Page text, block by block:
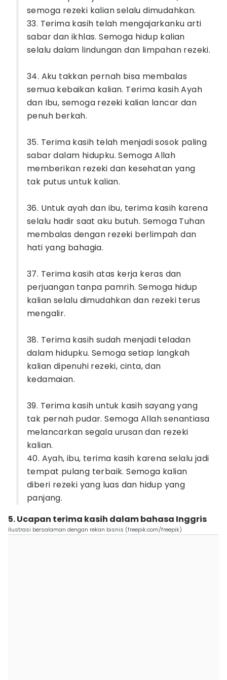
semoga rezeki kalian selalu dimudahkan.
33. Terima kasih telah mengajarkanku arti
sabar dan ikhlas. Semoga hidup kalian
selalu dalam lindungan dan limpahan rezeki.
34. Aku takkan pernah bisa membalas
semua kebaikan kalian. Terima kasih Ayah
dan Ibu, semoga rezeki kalian lancar dan
penuh berkah.
35. Terima kasih telah menjadi sosok paling
sabar dalam hidupku. Semoga Allah
memberikan rezeki dan kesehatan yang
tak putus untuk kalian.
36. Untuk ayah dan ibu, terima kasih karena
selalu hadir saat aku butuh. Semoga Tuhan
membalas dengan rezeki berlimpah dan
hati yang bahagia.
37. Terima kasih atas kerja keras dan
perjuangan tanpa pamrih. Semoga hidup
kalian selalu dimudahkan dan rezeki terus
mengalir.
38. Terima kasih sudah menjadi teladan
dalam hidupku. Semoga setiap langkah
kalian dipenuhi rezeki, cinta, dan
kedamaian.
39. Terima kasih untuk kasih sayang yang
tak pernah pudar. Semoga Allah senantiasa
melancarkan segala urusan dan rezeki
kalian.
40. Ayah, ibu, terima kasih karena selalu jadi
tempat pulang terbaik. Semoga kalian
diberi rezeki yang luas dan hidup yang
panjang.
5. Ucapan terima kasih dalam bahasa Inggris
Ilustrasi bersalaman dengan rekan bisnis (freepik.com/freepik)